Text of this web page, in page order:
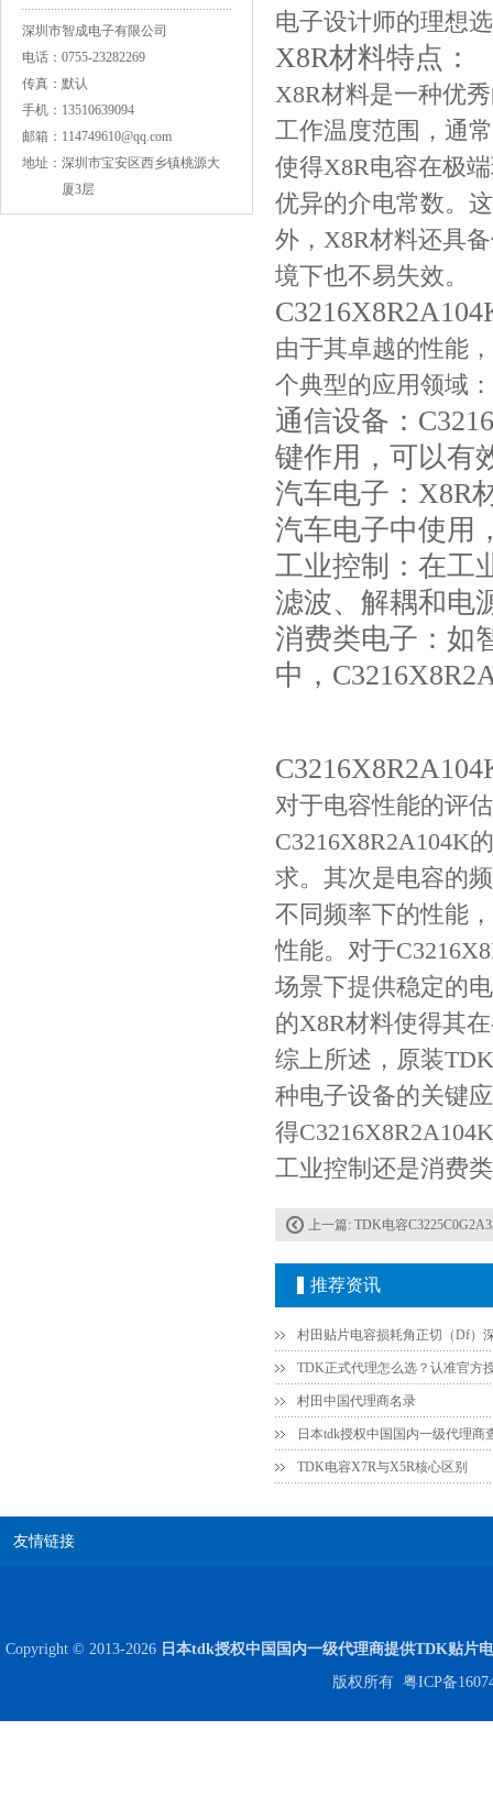
深圳市智成电子有限公司
电话： 0755-23282269
传真： 默认
手机： 13510639094
邮箱： 114749610@qq.com
地址： 深圳市宝安区西乡镇桃源大
厦3层
电子设计师的理想
X8R材料特点：
X8R材料是一种优
工作温度范围，通
使得X8R电容在极
优异的介电常数。
外，X8R材料还具
境下也不易失效。
由于其卓越的性能
个典型的应用领域：
通信设备：
键作用，可以有
汽车电子：X8R
汽车电子中使用
工业控制：在工
滤波、解耦和电
消费类电子：如
中，
对于电容性能的评
C3216X8R2A104K
求。其次是电容的
不同频率下的性能
性能。对于
场景下提供稳定的
的X8R材料使得其
综上所述，原装
种电子设备的关键
得
工业控制还是消费
上一篇: TDK电容C3225C0G2A333JT000N
推荐资讯
村田中国代理商名录
日本tdk授权中国国内一级代理商
TDK电容X7R与X5R核心区别
友情链接
Copyright © 2013-2026 日本tdk授权中国国内一级代理商提供TDK贴片
版权所有 粤ICP备